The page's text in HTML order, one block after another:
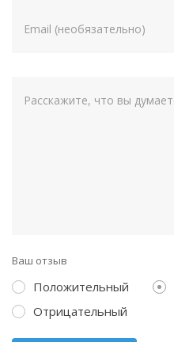
Ваш отзыв
Положительный
Отрицательный